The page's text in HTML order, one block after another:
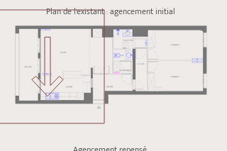
Plan de l'existant : agencement initial